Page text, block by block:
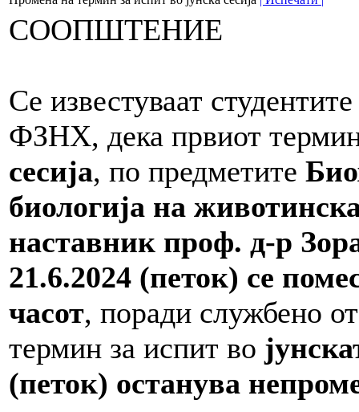
СООПШТЕНИЕ
Се известуваат
ФЗНХ, дека првиот
сесија, по предметите
биологија на
наставник проф. д-р
21.6.2024 (петок) се
часот, поради службено
термин за испит во
(петок) останува